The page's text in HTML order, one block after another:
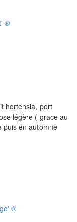
®
hortensia, port
légère ( grace au
puis en automne